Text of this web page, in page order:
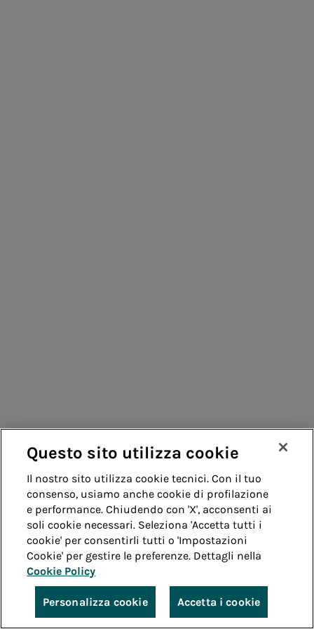
Questo sito utilizza cookie
Il nostro sito utilizza cookie tecnici. Con il tuo
consenso, usiamo anche cookie di profilazione
e performance. Chiudendo con 'X', acconsenti ai
soli cookie necessari. Seleziona 'Accetta tutti i
cookie' per consentirli tutti o 'Impostazioni
Cookie' per gestire le preferenze. Dettagli nella
Cookie Policy
Personalizza cookie Accetta i cookie